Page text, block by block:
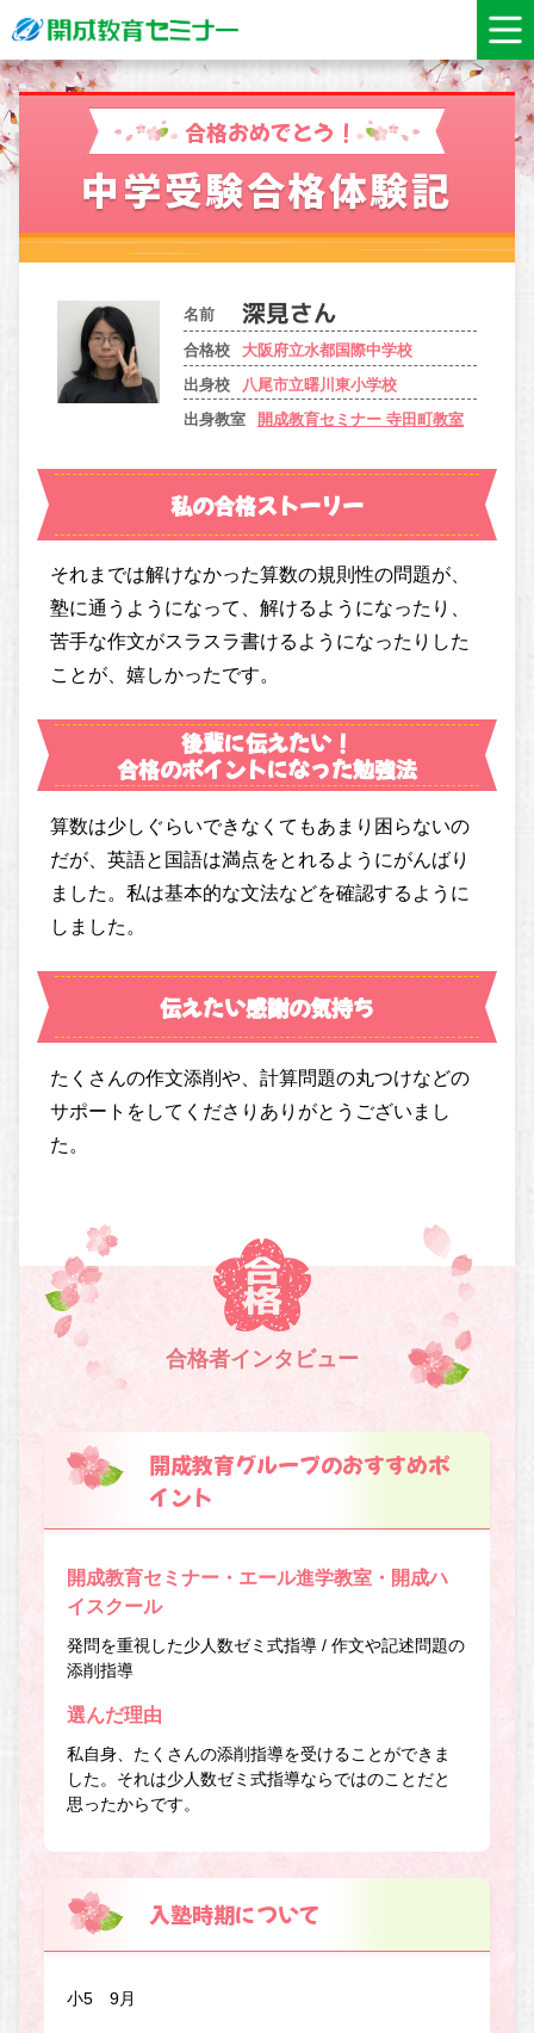
合格おめでとう！
中学受験合格体験記
名前
合格校
大阪府立水都国際中学校
出身校
八尾市立曙川東小学校
出身教室
開成教育セミナー 寺田町教室
私の合格ストーリー
それまでは解けなかった算数の規則性の問題が、
塾に通うようになって、解けるようになったり、
苦手な作文がスラスラ書けるようになったりした
ことが、嬉しかったです。
後輩に伝えたい！
合格のポイントになった勉強法
算数は少しぐらいできなくてもあまり困らないの
だが、英語と国語は満点をとれるようにがんばり
ました。私は基本的な文法などを確認するように
しました。
伝えたい感謝の気持ち
たくさんの作文添削や、計算問題の丸つけなどの
サポートをしてくださりありがとうございまし
た。
合格者インタビュー
開成教育グループのおすすめポ
イント
開成教育セミナー・エール進学教室・開成ハ
イスクール
発問を重視した少人数ゼミ式指導 / 作文や記述問題の
添削指導
選んだ理由
私自身、たくさんの添削指導を受けることができま
した。それは少人数ゼミ式指導ならではのことだと
思ったからです。
入塾時期について
小5 9月